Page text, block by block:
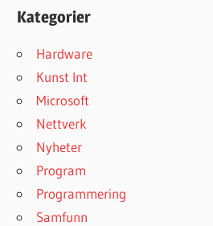
Kategorier
Hardware
Kunst Int
Microsoft
Nettverk
Nyheter
Program
Programmering
Samfunn